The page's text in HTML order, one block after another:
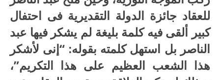
للعقاد جائزة الدولة التقديرية فى احتفال
كبير ألقى فيه كلمة بليغة لم يشكر فيها عبد
الناصر بل استهل كلمته بقوله: “إنى لأشكر
هذا الشعب العظيم على هذا التكريم”،